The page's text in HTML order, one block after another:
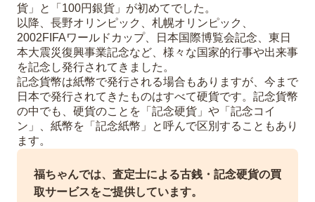
貨」と「100円銀貨」が初めてでした。
以降、長野オリンピック、札幌オリンピック、
2002FIFAワールドカップ、日本国際博覧会記念、東日
本大震災復興事業記念など、様々な国家的行事や出来事
を記念し発行されてきました。
記念貨幣は紙幣で発行される場合もありますが、今まで
日本で発行されてきたものはすべて硬貨です。記念貨幣
の中でも、硬貨のことを「記念硬貨」や「記念コイ
ン」、紙幣を「記念紙幣」と呼んで区別することもあり
ます。
福ちゃんでは、査定士による古銭・記念硬貨の買
取サービスをご提供しています。